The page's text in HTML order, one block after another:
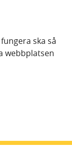
ska så
webbplatsen